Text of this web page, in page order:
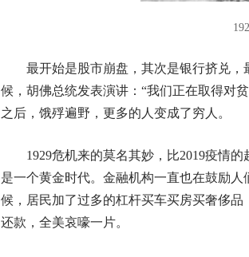
最开始是股市崩盘，其次是银行挤兑
候，胡佛总统发表演讲：“我们正在取得对
之后，饿殍遍野，更多的人变成了穷人。
1929危机来的莫名其妙，比2019疫情
是一个黄金时代。金融机构一直也在鼓励
候，居民加了过多的杠杆买车买房买奢侈
还款，全美哀嚎一片。